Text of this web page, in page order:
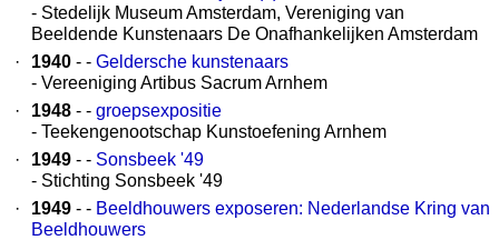
- Stedelijk Museum Amsterdam, Vereniging van
Beeldende Kunstenaars De Onafhankelijken Amsterdam
·
1940 - - Geldersche kunstenaars
- Vereeniging Artibus Sacrum Arnhem
·
1948 - - groepsexpositie
- Teekengenootschap Kunstoefening Arnhem
·
1949 - - Sonsbeek '49
- Stichting Sonsbeek '49
·
1949 - - Beeldhouwers exposeren: Nederlandse Kring van
Beeldhouwers